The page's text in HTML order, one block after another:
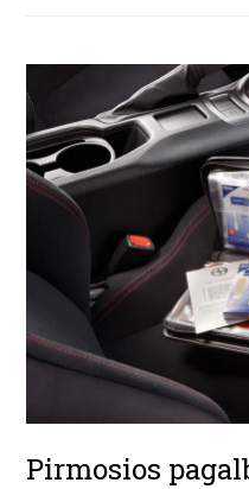
Pirmosios